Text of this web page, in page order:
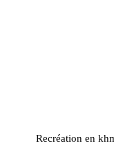
Recréation en